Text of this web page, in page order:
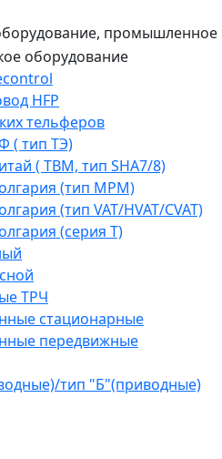
промышленное
оборудование
HFP
тельферов
( тип ТЭ)
( TBM, тип SHA7/8)
(тип МРМ)
(тип VAT/HVAT/CVAT)
(серия Т)
ТРЧ
стационарные
передвижные
тип "Б"(приводные)